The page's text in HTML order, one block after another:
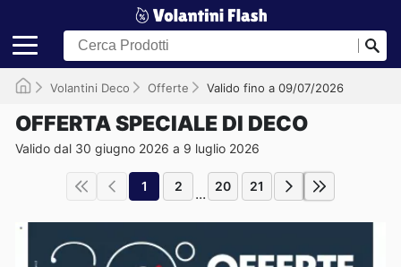
Volantini Deco Offerte Valido fino a 09/07/2026
OFFERTA SPECIALE DI DECO
Valido dal 30 giugno 2026 a 9 luglio 2026
1 2 ... 20 21